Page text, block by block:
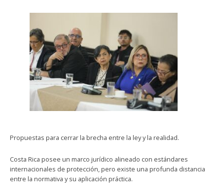
Propuestas para cerrar la brecha entre la ley y la realidad.
Costa Rica posee un marco jurídico alineado con estándares
internacionales de protección, pero existe una profunda distancia
entre la normativa y su aplicación práctica.